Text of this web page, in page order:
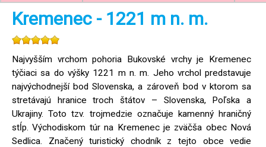
Kremenec - 1221 m n. m.
Najvyšším vrchom pohoria Bukovské vrchy je Kremenec
týčiaci sa do výšky 1221 m n. m. Jeho vrchol predstavuje
najvýchodnejší bod Slovenska, a zároveň bod v ktorom sa
stretávajú hranice troch štátov – Slovenska, Poľska a
Ukrajiny. Toto tzv. trojmedzie označuje kamenný hraničný
stĺp. Východiskom túr na Kremenec je zväčša obec Nová
Sedlica. Značený turistický chodník z tejto obce vedie